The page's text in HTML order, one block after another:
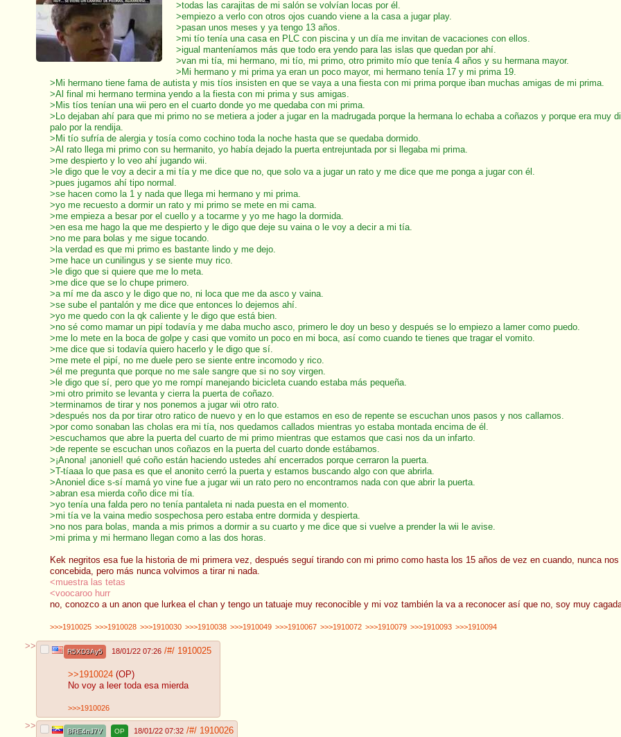
>todas las carajitas de mi salón se volvían locas por él.
>empiezo a verlo con otros ojos cuando viene a la casa a jugar play.
>pasan unos meses y ya tengo 13 años.
>mi tío tenía una casa en PLC con piscina y un día me invitan de vacaciones con ellos.
>igual manteníamos más que todo era yendo para las islas que quedan por ahí.
>van mi tía, mi hermano, mi tío, mi primo, otro primito mío que tenía 4 años y su hermana mayor.
>Mi hermano y mi prima ya eran un poco mayor, mi hermano tenía 17 y mi prima 19.
>Mi hermano tiene fama de autista y mis tíos insisten en que se vaya a una fiesta con mi prima porque iban muchas amigas de mi prima.
>Al final mi hermano termina yendo a la fiesta con mi prima y sus amigas.
>Mis tíos tenían una wii pero en el cuarto donde yo me quedaba con mi prima.
>Lo dejaban ahí para que mi primo no se metiera a joder a jugar en la madrugada porque la hermana lo echaba a coñazos y porque era
palo por la rendija.
>Mi tío sufría de alergia y tosía como cochino toda la noche hasta que se quedaba dormido.
>Al rato llega mi primo con su hermanito, yo había dejado la puerta entrejuntada por si llegaba mi prima.
>me despierto y lo veo ahí jugando wii.
>le digo que le voy a decir a mi tía y me dice que no, que solo va a jugar un rato y me dice que me ponga a jugar con él.
>pues jugamos ahí tipo normal.
>se hacen como la 1 y nada que llega mi hermano y mi prima.
>yo me recuesto a dormir un rato y mi primo se mete en mi cama.
>me empieza a besar por el cuello y a tocarme y yo me hago la dormida.
>en esa me hago la que me despierto y le digo que deje su vaina o le voy a decir a mi tía.
>no me para bolas y me sigue tocando.
>la verdad es que mi primo es bastante lindo y me dejo.
>me hace un cunilingus y se siente muy rico.
>le digo que si quiere que me lo meta.
>me dice que se lo chupe primero.
>a mí me da asco y le digo que no, ni loca que me da asco y vaina.
>se sube el pantalón y me dice que entonces lo dejemos ahí.
>yo me quedo con la qk caliente y le digo que está bien.
>no sé como mamar un pipí todavía y me daba mucho asco, primero le doy un beso y después se lo empiezo a lamer como puedo.
>me lo mete en la boca de golpe y casi que vomito un poco en mi boca, así como cuando te tienes que tragar el vomito.
>me dice que si todavía quiero hacerlo y le digo que sí.
>me mete el pipí, no me duele pero se siente entre incomodo y rico.
>él me pregunta que porque no me sale sangre que si no soy virgen.
>le digo que sí, pero que yo me rompí manejando bicicleta cuando estaba más pequeña.
>mi otro primito se levanta y cierra la puerta de coñazo.
>terminamos de tirar y nos ponemos a jugar wii otro rato.
>después nos da por tirar otro ratico de nuevo y en lo que estamos en eso de repente se escuchan unos pasos y nos callamos.
>por como sonaban las cholas era mi tía, nos quedamos callados mientras yo estaba montada encima de él.
>escuchamos que abre la puerta del cuarto de mi primo mientras que estamos que casi nos da un infarto.
>de repente se escuchan unos coñazos en la puerta del cuarto donde estábamos.
>¡Anona! ¡anoniel! qué coño están haciendo ustedes ahí encerrados porque cerraron la puerta.
>T-tíaaa lo que pasa es que el anonito cerró la puerta y estamos buscando algo con que abrirla.
>Anoniel dice s-sí mamá yo vine fue a jugar wii un rato pero no encontramos nada con que abrir la puerta.
>abran esa mierda coño dice mi tía.
>yo tenía una falda pero no tenía pantaleta ni nada puesta en el momento.
>mi tía ve la vaina medio sospechosa pero estaba entre dormida y despierta.
>no nos para bolas, manda a mis primos a dormir a su cuarto y me dice que si vuelve a prender la wii le avise.
>mi prima y mi hermano llegan como a las dos horas.
Kek negritos esa fue la historia de mi primera vez, después seguí tirando con mi primo como hasta los 15 años de vez en cuando, nunca
concebida, pero más nunca volvimos a tirar ni nada.
<muestra las tetas
<voocaroo hurr
no, conozco a un anon que lurkea el chan y tengo un tatuaje muy reconocible y mi voz también la va a reconocer así que no, soy muy
>>>1910025 >>>1910028 >>>1910030 >>>1910038 >>>1910049 >>>1910067 >>>1910072 >>>1910079 >>>1910093 >>>1910094
>>
R5XD3Ay5 18/01/22 07:26 /#/ 1910025
>>1910024 (OP)
No voy a leer toda esa mierda
>>>1910026
>>
BRE4nJ7V OP 18/01/22 07:32 /#/ 1910026